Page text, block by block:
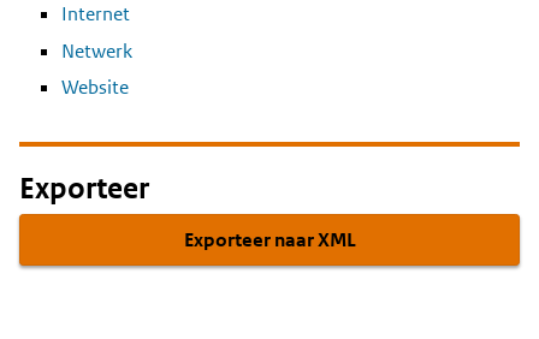
Internet
Netwerk
Website
Exporteer
Exporteer naar XML